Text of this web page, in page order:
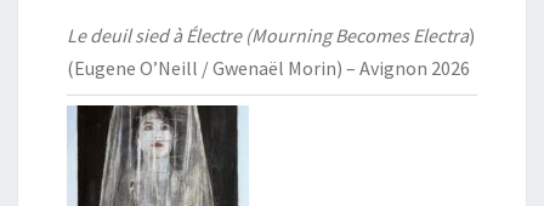
Le deuil sied à Électre (Mourning Becomes Electra)
(Eugene O’Neill / Gwenaël Morin) – Avignon 2026